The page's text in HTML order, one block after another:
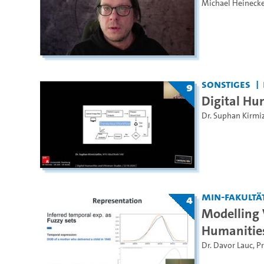
Michael
9 Sonstiges
Digital
Dr. Suphan
4 MIN-
Modelling
Dr. Davor Lauc,